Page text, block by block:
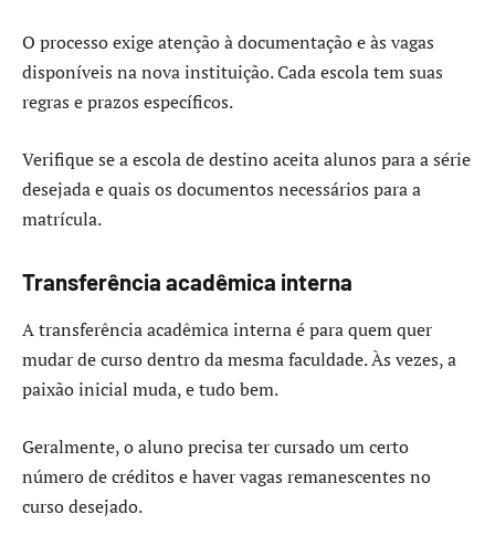
O processo exige atenção à documentação e às vagas
disponíveis na nova instituição. Cada escola tem suas
regras e prazos específicos.
Verifique se a escola de destino aceita alunos para a série
desejada e quais os documentos necessários para a
matrícula.
Transferência acadêmica interna
A transferência acadêmica interna é para quem quer
mudar de curso dentro da mesma faculdade. Às vezes, a
paixão inicial muda, e tudo bem.
Geralmente, o aluno precisa ter cursado um certo
número de créditos e haver vagas remanescentes no
curso desejado.